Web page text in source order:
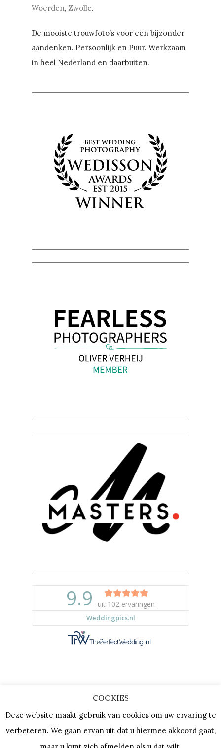
Woerden, Zwolle.
De mooiste trouwfoto’s voor een bijzonder
aandenken. Persoonlijk en Puur. Werkzaam
in heel Nederland en daarbuiten.
| KVK: 64667154 |Vacatures
COOKIES
Deze website maakt gebruik van cookies om uw ervaring te
verbeteren. We gaan ervan uit dat u hiermee akkoord gaat,
maar u kunt zich afmelden als u dat wilt.